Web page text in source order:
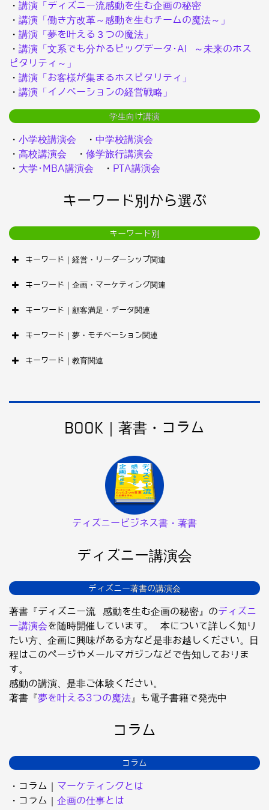
・ 講演「ディズニー流感動を生む企画の秘密
・ 講演「働き方改革～感動を生むチームの魔法～」
・ 講演「夢を叶える３つの魔法」
・ 講演「文系でも分かるビッグデータ･AI ～未来のホス
ピタリティ～」
・ 講演「お客様が集まるホスピタリティ」
・ 講演「イノベーションの経営戦略」
学生向け講演
・ 小学校講演会 ・ 中学校講演会
・ 高校講演会 ・ 修学旅行講演会
・ 大学･MBA講演会 ・ PTA講演会
キーワード別から選ぶ
キーワード別
キーワード｜経営・リーダーシップ関連
キーワード｜企画・マーケティング関連
キーワード｜顧客満足・データ関連
キーワード｜夢・モチベーション関連
キーワード｜教育関連
BOOK｜著書・コラム
ディズニービジネス書・著書
ディズニー講演会
ディズニー著書の講演会
著書『ディズニー流 感動を生む企画の秘密』のディズニ
ー講演会を随時開催しています。 本について詳しく知り
たい方、企画に興味がある方など是非お越しください。日
程はこのページやメールマガジンなどで告知しておりま
す。
感動の講演、是非ご体験ください。
著書『夢を叶える3つの魔法』も電子書籍で発売中
コラム
コラム
・コラム｜ マーケティングとは
・コラム｜ 企画の仕事とは